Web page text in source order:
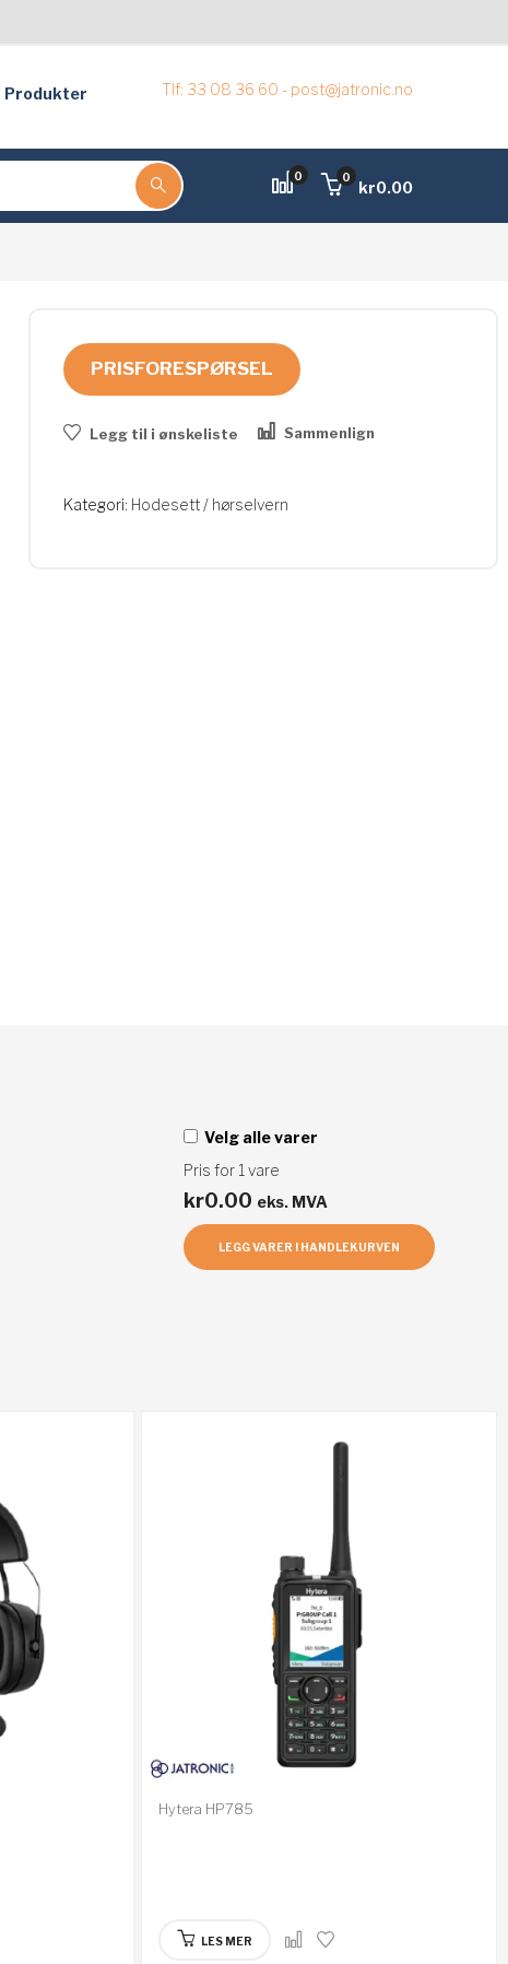
Produkter Tlf: 33 08 36 60 - post@jatronic.no
0
kr0.00
0
PRISFORESPØRSEL
Legg til i ønskeliste Sammenlign
Kategori: Hodesett / hørselvern
Velg alle varer
Pris for 1 vare
kr0.00 eks. MVA
LEGG VARER I HANDLEKURVEN
Hytera HP785
LES MER